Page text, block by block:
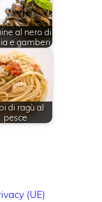
al nero di
e gamberi
di ragù al
pesce
(UE)